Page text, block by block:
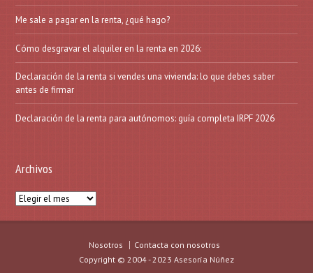
Me sale a pagar en la renta, ¿qué hago?
Cómo desgravar el alquiler en la renta en 2026:
Declaración de la renta si vendes una vivienda: lo que debes saber
antes de firmar
Declaración de la renta para autónomos: guía completa IRPF 2026
Archivos
Archivos
Nosotros
Contacta con nosotros
Copyright © 2004 - 2023 Asesoría Núñez